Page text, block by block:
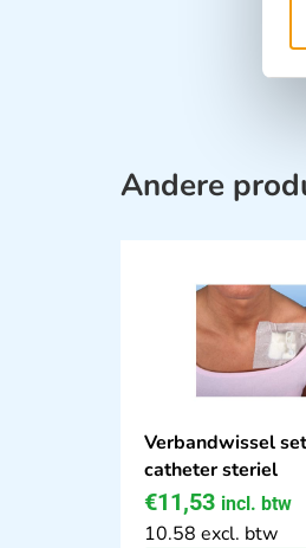
Andere
Verbandwissel
catheter steriel
€11,53 incl. btw
10.58 excl. btw